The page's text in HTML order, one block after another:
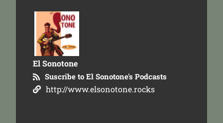
El Sonotone
Suscribe to El Sonotone's Podcasts
http://www.elsonotone.rocks